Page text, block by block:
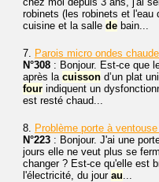
robinets (les robinets et
cuisine et la salle de bain...
7. Parois micro ondes
N°308 : Bonjour. Est-ce que
après la cuisson d’un plat
four indiquent un
est resté chaud...
8. Problème porte à
N°223 : Bonjour. J'ai une
jours elle ne veut plus se
changer ? Est-ce qu'elle est
l'électricité, du jour au...